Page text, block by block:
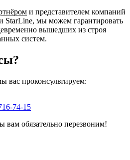
и представителем компаний
StarLine, мы можем гарантировать
вышедших из строя
систем.
вас проконсультируем:
74-15
обязательно перезвоним!